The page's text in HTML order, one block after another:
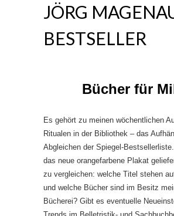
JÖRG
BESTSELLER
Bücher für
Es gehört zu meinen wöchentlichen
Ritualen in der Bibliothek – das
Abgleichen der Spiegel-
das neue orangefarbene Plakat
zu vergleichen: welche Titel stehen
und welche Bücher sind im Besitz
Bücherei? Gibt es eventuelle